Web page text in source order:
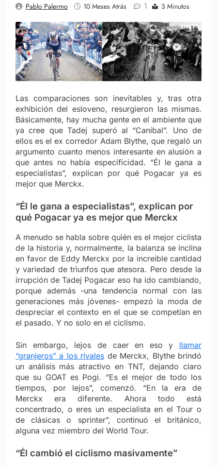
Pablo Palermo 10 Meses Atrás 1 3 Minutos
Las comparaciones son inevitables y, tras otra
exhibición del esloveno, resurgieron las mismas.
Básicamente, hay mucha gente en el ambiente que
ya cree que Tadej superó al “Caníbal”. Uno de
ellos es el ex corredor Adam Blythe, que regaló un
argumento cuanto menos interesante en alusión a
que antes no había especificidad. “Él le gana a
especialistas”, explican por qué Pogacar ya es
mejor que Merckx.
“Él le gana a especialistas”, explican por
qué Pogacar ya es mejor que Merckx
A menudo se habla sobre quién es el mejor ciclista
de la historia y, normalmente, la balanza se inclina
en favor de Eddy Merckx por la increíble cantidad
y variedad de triunfos que atesora. Pero desde la
irrupción de Tadej Pogacar eso ha ido cambiando,
porque además -una tendencia normal con las
generaciones más jóvenes- empezó la moda de
despreciar el contexto en el que se competían en
el pasado. Y no solo en el ciclismo.
Sin embargo, lejos de caer en eso y llamar
“granjeros” a los rivales de Merckx, Blythe brindó
un análisis más atractivo en TNT, dejando claro
que su GOAT es Pogi. “Es el mejor de todo los
tiempos, por lejos”, comenzó. “En la era de
Merckx era diferente. Ahora todo está
concentrado, o eres un especialista en el Tour o
de clásicas o sprinter”, continuó el británico,
alguna vez miembro del World Tour.
“Él cambió el ciclismo masivamente”